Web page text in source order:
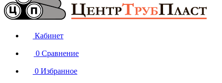
Кабинет
0 Сравнение
0 Избранное